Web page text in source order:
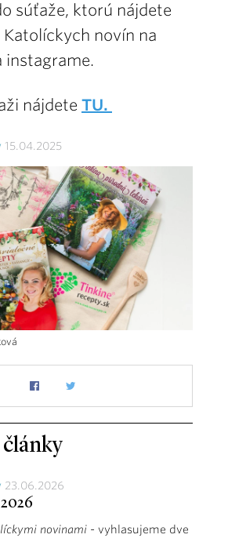
súťaže, ktorú nájdete
novín na
instagrame.
nájdete TU.
15.04.2025
články
23.06.2026
novinami - vyhlasujeme dve